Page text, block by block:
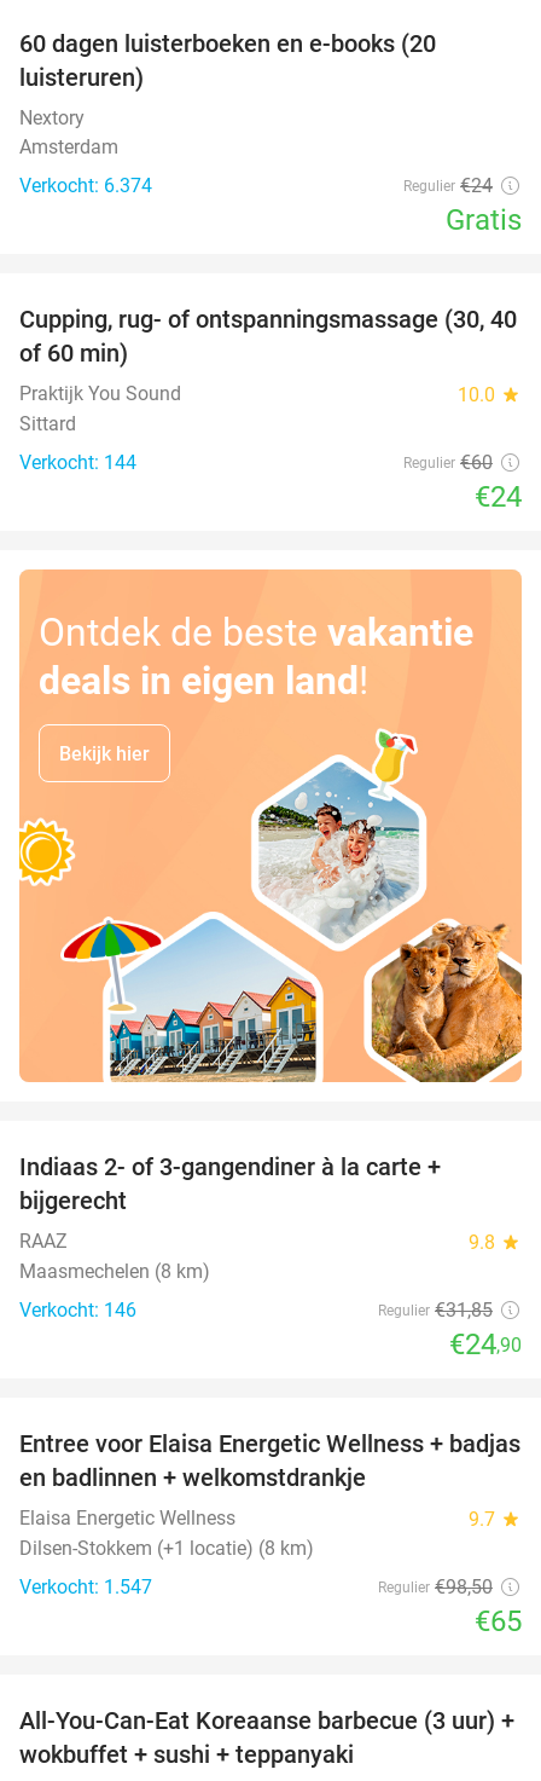
60 dagen luisterboeken en e-books (20
luisteruren)
Nextory
Amsterdam
Verkocht: 6.374
Regulier €24
Gratis
60%
Cupping, rug- of ontspanningsmassage (30, 40
of 60 min)
Praktijk You Sound 10.0 star
Sittard
Verkocht: 144
Regulier €60
€24
Ontdek de beste vakantie
deals in eigen land!
Bekijk hier
Indiaas 2- of 3-gangendiner à la carte +
bijgerecht
RAAZ 9.8 star
Maasmechelen (8 km)
Verkocht: 146
Regulier €31,85
€24,90
34%
Entree voor Elaisa Energetic Wellness + badjas
en badlinnen + welkomstdrankje
Elaisa Energetic Wellness 9.7 star
Dilsen-Stokkem (+1 locatie) (8 km)
Verkocht: 1.547
Regulier €98,50
€65
21%
All-You-Can-Eat Koreaanse barbecue (3 uur) +
wokbuffet + sushi + teppanyaki